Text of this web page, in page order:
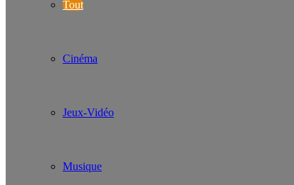
Tout
Cinéma
Jeux-Vidéo
Musique